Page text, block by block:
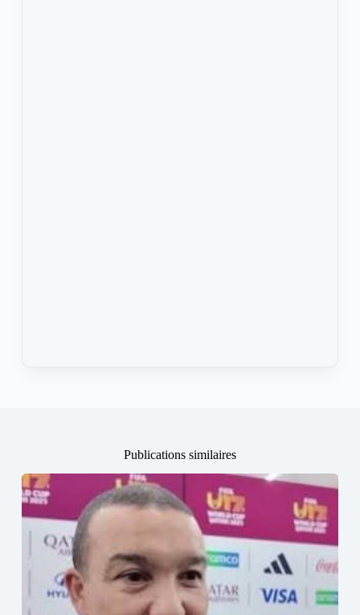
Publications similaires